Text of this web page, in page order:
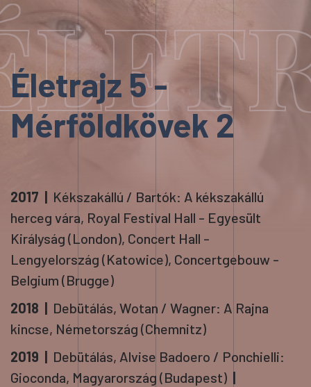
Életrajz 5 -
Mérföldkövek 2
2017 | Kékszakállú / Bartók: A kékszakállú
herceg vára, Royal Festival Hall - Egyesült
Királyság (London), Concert Hall -
Lengyelország (Katowice), Concertgebouw -
Belgium (Brugge)
2018 | Debütálás, Wotan / Wagner: A Rajna
kincse, Németország (Chemnitz)
2019 | Debütálás, Alvise Badoero / Ponchielli:
Gioconda, Magyarország (Budapest) |